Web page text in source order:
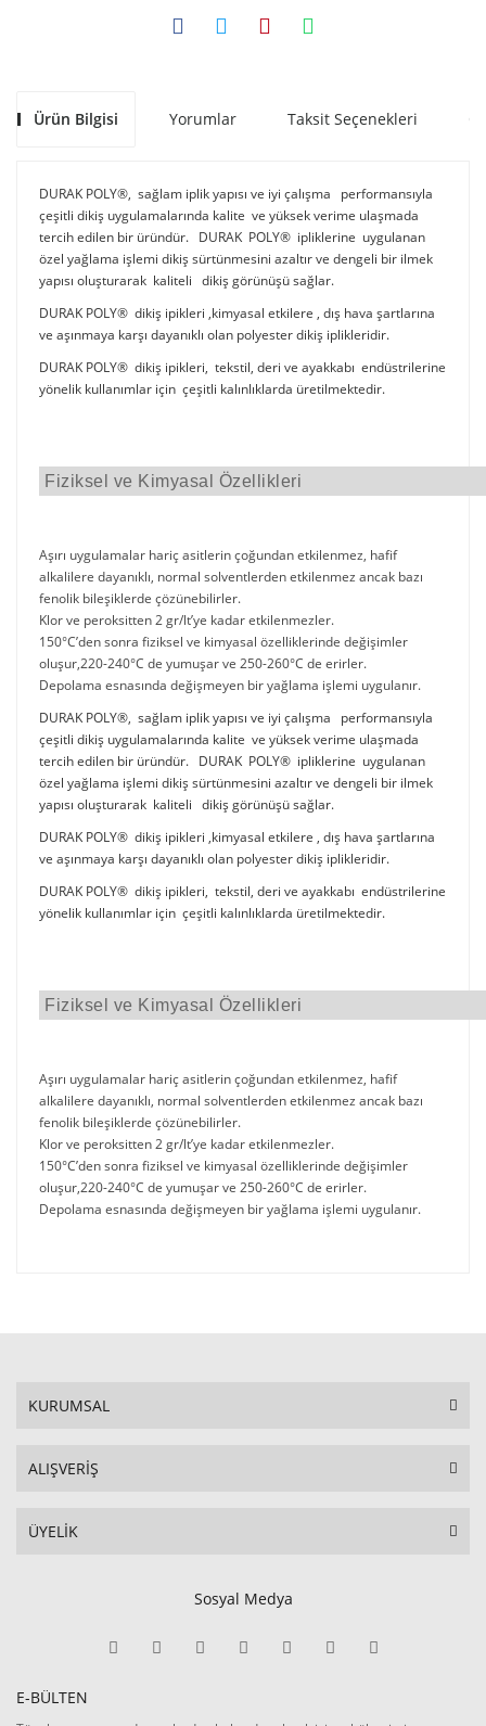
Ürün Bilgisi Yorumlar Taksit Seçenekleri
DURAK POLY®, sağlam iplik yapısı ve iyi çalışma performansıyla
çeşitli dikiş uygulamalarında kalite ve yüksek verime ulaşmada
tercih edilen bir üründür. DURAK POLY® ipliklerine uygulanan
özel yağlama işlemi dikiş sürtünmesini azaltır ve dengeli bir ilmek
yapısı oluşturarak kaliteli dikiş görünüşü sağlar.
DURAK POLY® dikiş ipikleri ,kimyasal etkilere , dış hava şartlarına
ve aşınmaya karşı dayanıklı olan polyester dikiş iplikleridir.
DURAK POLY® dikiş ipikleri, tekstil, deri ve ayakkabı endüstrilerine
yönelik kullanımlar için çeşitli kalınlıklarda üretilmektedir.
Fiziksel ve Kimyasal Özellikleri
Aşırı uygulamalar hariç asitlerin çoğundan etkilenmez, hafif
alkalilere dayanıklı, normal solventlerden etkilenmez ancak bazı
fenolik bileşiklerde çözünebilirler.
Klor ve peroksitten 2 gr/lt’ye kadar etkilenmezler.
150°C’den sonra fiziksel ve kimyasal özelliklerinde değişimler
oluşur,220-240°C de yumuşar ve 250-260°C de erirler.
Depolama esnasında değişmeyen bir yağlama işlemi uygulanır.
DURAK POLY®, sağlam iplik yapısı ve iyi çalışma performansıyla
çeşitli dikiş uygulamalarında kalite ve yüksek verime ulaşmada
tercih edilen bir üründür. DURAK POLY® ipliklerine uygulanan
özel yağlama işlemi dikiş sürtünmesini azaltır ve dengeli bir ilmek
yapısı oluşturarak kaliteli dikiş görünüşü sağlar.
DURAK POLY® dikiş ipikleri ,kimyasal etkilere , dış hava şartlarına
ve aşınmaya karşı dayanıklı olan polyester dikiş iplikleridir.
DURAK POLY® dikiş ipikleri, tekstil, deri ve ayakkabı endüstrilerine
yönelik kullanımlar için çeşitli kalınlıklarda üretilmektedir.
Fiziksel ve Kimyasal Özellikleri
Aşırı uygulamalar hariç asitlerin çoğundan etkilenmez, hafif
alkalilere dayanıklı, normal solventlerden etkilenmez ancak bazı
fenolik bileşiklerde çözünebilirler.
Klor ve peroksitten 2 gr/lt’ye kadar etkilenmezler.
150°C’den sonra fiziksel ve kimyasal özelliklerinde değişimler
oluşur,220-240°C de yumuşar ve 250-260°C de erirler.
Depolama esnasında değişmeyen bir yağlama işlemi uygulanır.
KURUMSAL
ALIŞVERİŞ
ÜYELİK
Sosyal Medya
E-BÜLTEN